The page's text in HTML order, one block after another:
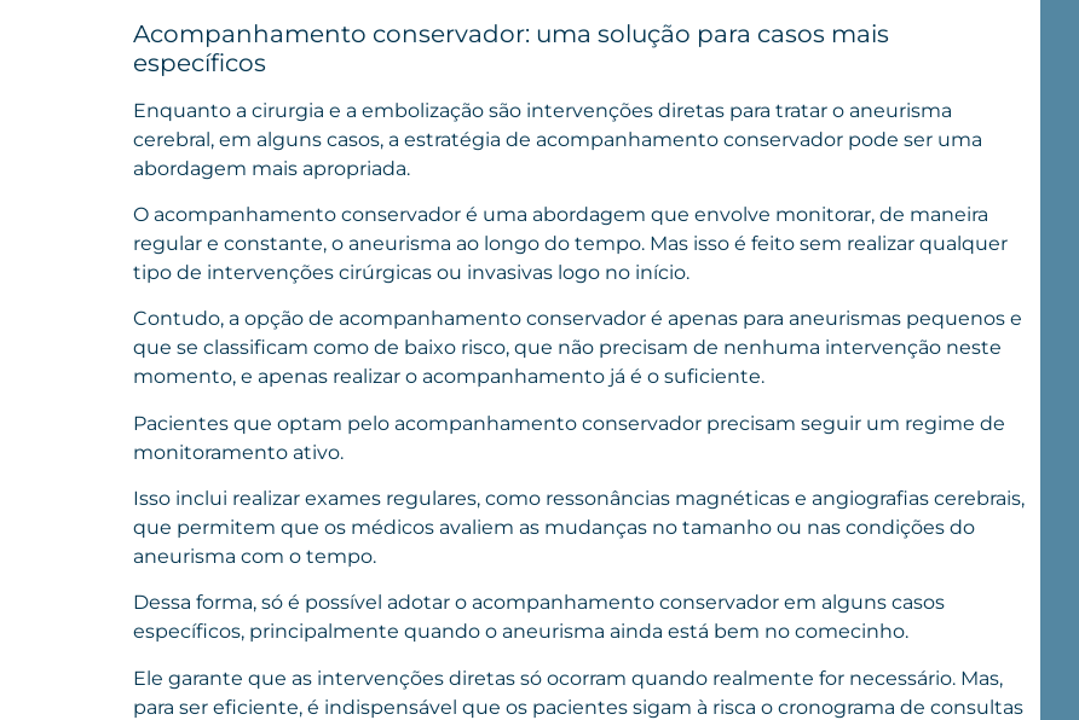
Acompanhamento conservador: uma solução para casos mais
específicos
Enquanto a cirurgia e a embolização são intervenções diretas para tratar o aneurisma
cerebral, em alguns casos, a estratégia de acompanhamento conservador pode ser uma
abordagem mais apropriada.
O acompanhamento conservador é uma abordagem que envolve monitorar, de maneira
regular e constante, o aneurisma ao longo do tempo. Mas isso é feito sem realizar qualquer
tipo de intervenções cirúrgicas ou invasivas logo no início.
Contudo, a opção de acompanhamento conservador é apenas para aneurismas pequenos e
que se classificam como de baixo risco, que não precisam de nenhuma intervenção neste
momento, e apenas realizar o acompanhamento já é o suficiente.
Pacientes que optam pelo acompanhamento conservador precisam seguir um regime de
monitoramento ativo.
Isso inclui realizar exames regulares, como ressonâncias magnéticas e angiografias cerebrais,
que permitem que os médicos avaliem as mudanças no tamanho ou nas condições do
aneurisma com o tempo.
Dessa forma, só é possível adotar o acompanhamento conservador em alguns casos
específicos, principalmente quando o aneurisma ainda está bem no comecinho.
Ele garante que as intervenções diretas só ocorram quando realmente for necessário. Mas,
para ser eficiente, é indispensável que os pacientes sigam à risca o cronograma de consultas